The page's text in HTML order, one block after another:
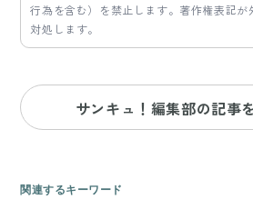
行為を含む）を禁止します。著作権表記が
対処します。
サンキュ！編集部の記事
関連するキーワード